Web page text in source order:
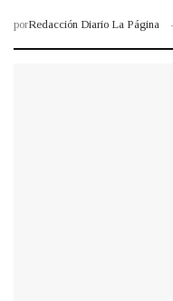
porRedacción Diario La Página